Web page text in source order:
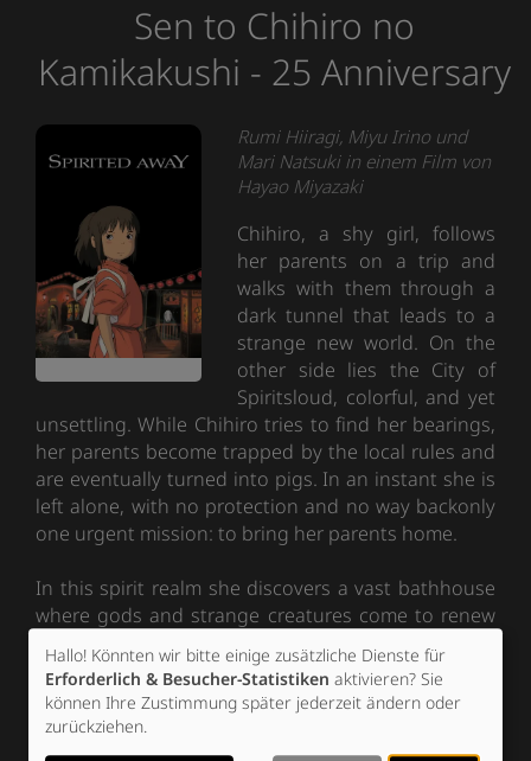
Sen to Chihiro no
Kamikakushi - 25 Anniversary
Rumi Hiiragi, Miyu Irino und
Mari Natsuki in einem Film von
Hayao Miyazaki
Chihiro, a shy girl, follows
her parents on a trip and
walks with them through a
dark tunnel that leads to a
strange new world. On the
other side lies the City of
Spiritsloud, colorful, and yet
unsettling. While Chihiro tries to find her bearings,
her parents become trapped by the local rules and
are eventually turned into pigs. In an instant she is
left alone, with no protection and no way backonly
one urgent mission: to bring her parents home.
In this spirit realm she discovers a vast bathhouse
where gods and strange creatures come to renew
their powers.
Ticket-Alarm
Hallo! Könnten wir bitte einige zusätzliche Dienste für
Erforderlich & Besucher-Statistiken aktivieren? Sie
können Ihre Zustimmung später jederzeit ändern oder
zurückziehen.